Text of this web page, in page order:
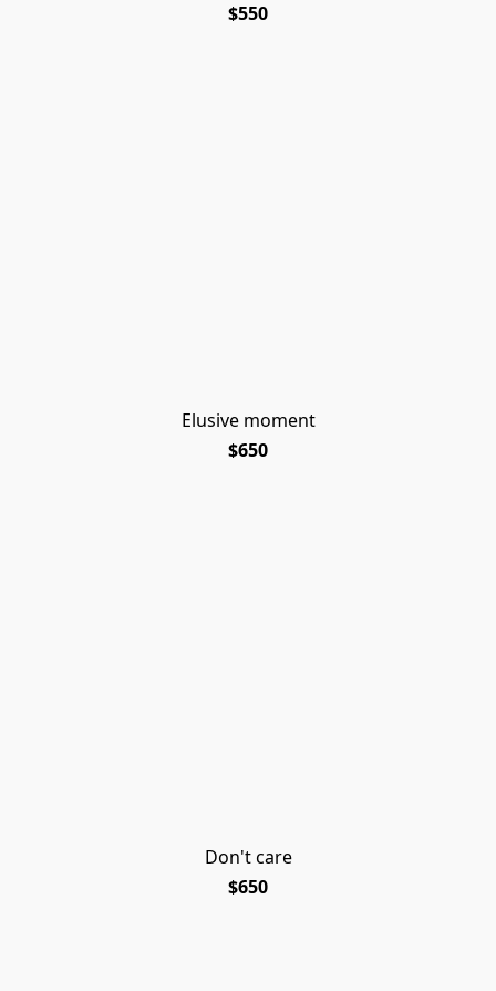
$550
Elusive moment
$650
Don't care
$650